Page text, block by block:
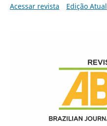
Acessar revista Edição Atual